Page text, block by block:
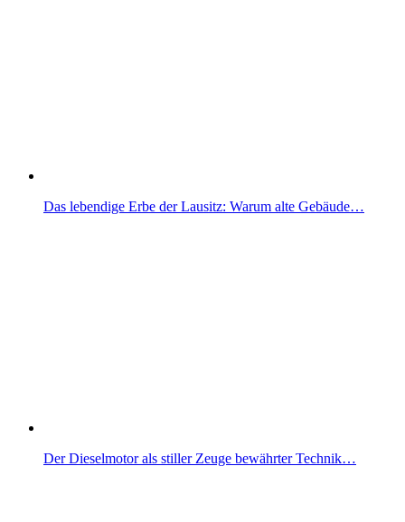
Das lebendige Erbe der Lausitz: Warum alte Gebäude…
Der Dieselmotor als stiller Zeuge bewährter Technik…